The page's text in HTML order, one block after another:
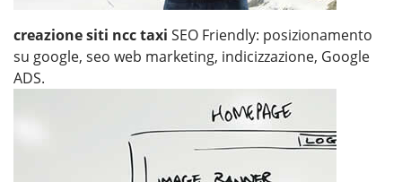
creazione siti ncc taxi SEO Friendly: posizionamento
su google, seo web marketing, indicizzazione, Google
ADS.